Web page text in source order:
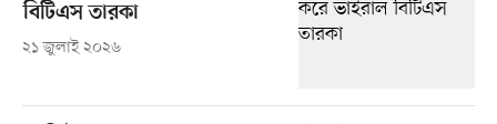
বিটিএস তারকা
২১ জুলাই ২০২৬